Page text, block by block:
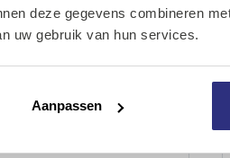
deze gegevens combineren
uw gebruik van hun services.
Aanpassen
Over Kalkhuis
Contact
Nat
droogzuigers